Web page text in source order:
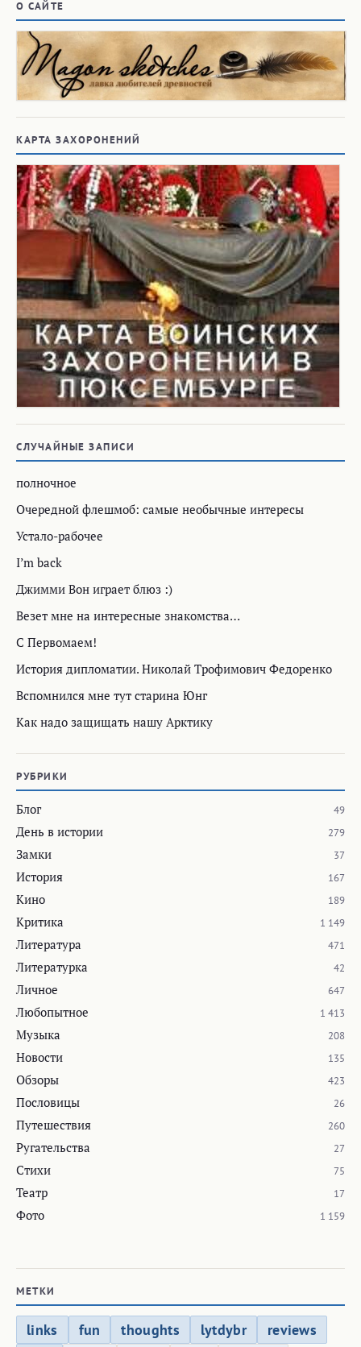
О САЙТЕ
КАРТА ЗАХОРОНЕНИЙ
СЛУЧАЙНЫЕ ЗАПИСИ
полночное
Очередной флешмоб: самые необычные интересы
Устало-рабочее
I’m back
Джимми Вон играет блюз :)
Везет мне на интересные знакомства…
С Первомаем!
История дипломатии. Николай Трофимович Федоренко
Вспомнился мне тут старина Юнг
Как надо защищать нашу Арктику
РУБРИКИ
Блог 49
День в истории 279
Замки 37
История 167
Кино 189
Критика 1 149
Литература 471
Литературка 42
Личное 647
Любопытное 1 413
Музыка 208
Новости 135
Обзоры 423
Пословицы 26
Путешествия 260
Ругательства 27
Стихи 75
Театр 17
Фото 1 159
МЕТКИ
links fun thoughts lytdybr
reviews